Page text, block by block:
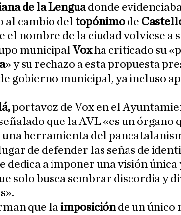
de la Lenguadonde
al cambio del topónimo de
el nombre de la ciudad volviese a
municipalVoxha criticado su
» y su rechazo a esta propuesta
gobierno municipal, ya incluso
portavoz de Vox en el
que la AVL «es un órgano
herramienta del
de defender las señas de
dedica a imponer una visión única
solo busca sembrar discordia y
que laimposiciónde un único